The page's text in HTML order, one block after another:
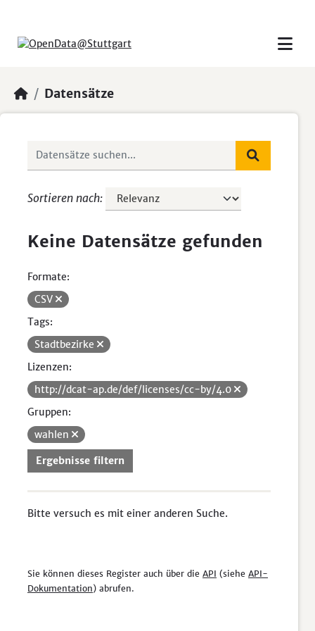
Datensätze
Sortieren nach
Keine Datensätze gefunden
Formate:
CSV
Tags:
Stadtbezirke
Lizenzen:
http://dcat-ap.de/def/licenses/cc-by/4.0
Gruppen:
wahlen
Ergebnisse filtern
Bitte versuch es mit einer anderen Suche.
Sie können dieses Register auch über die API (siehe API-
Dokumentation) abrufen.